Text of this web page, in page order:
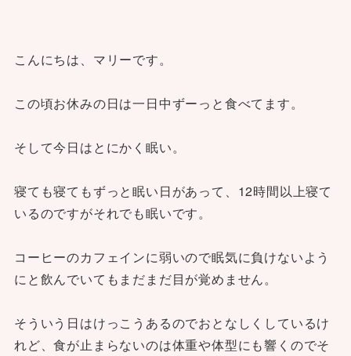
こんにちは、マリーです。
この頃お休みの日は一日中ずーっと食べてます。
そして今日はとにかく眠い。
寝ても寝てもずっと眠い日があって、12時間以上寝て
いるのですがそれでも眠いです。
コーヒーのカフェインに弱いので眠気に負けないよう
にと飲んでいてもまだまだ目が覚めません。
そういう日はけっこうあるのでおとなしくしているけ
れど、食が止まらないのは体重や体型にも響くのでそ